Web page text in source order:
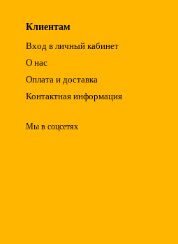
Клиентам
Вход в личный кабинет
О нас
Оплата и доставка
Контактная информация
Мы в соцсетях